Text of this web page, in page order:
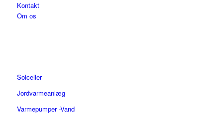
Kontakt
Om os
Solceller
Jordvarmeanlæg
Varmepumper -Vand